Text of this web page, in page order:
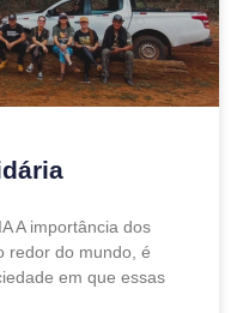
A importância dos
redor do mundo, é
em que essas